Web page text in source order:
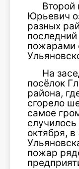
Второй
Юрьевич
разных
пожарами
На
посёлок
района,
сгорело
самое
случилось
октября,
пожар